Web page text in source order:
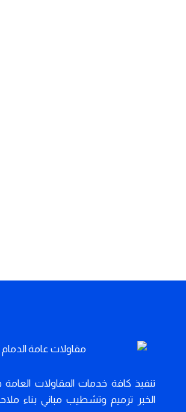
تنفيذ كافة خدمات المقاولات
الخبر ترميم وتشطيب مباني بناء ملاحق